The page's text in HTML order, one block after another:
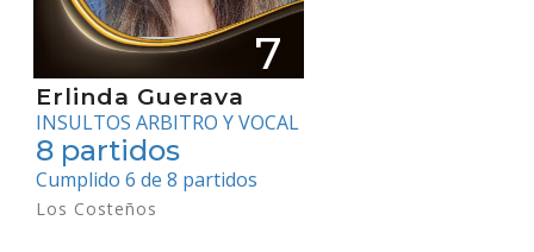
7
Erlinda Guerava
INSULTOS ARBITRO Y VOCAL
8 partidos
Cumplido 6 de 8 partidos
Los Costeños